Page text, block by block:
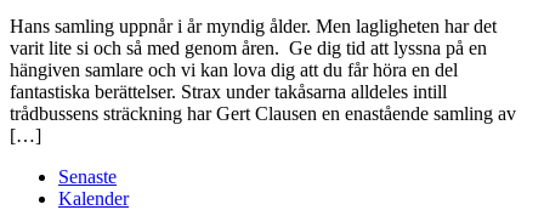
Hans samling uppnår i år myndig ålder. Men lagligheten har det
varit lite si och så med genom åren. Ge dig tid att lyssna på en
hängiven samlare och vi kan lova dig att du får höra en del
fantastiska berättelser. Strax under takåsarna alldeles intill
trådbussens sträckning har Gert Clausen en enastående samling av
[…]
Senaste
Kalender